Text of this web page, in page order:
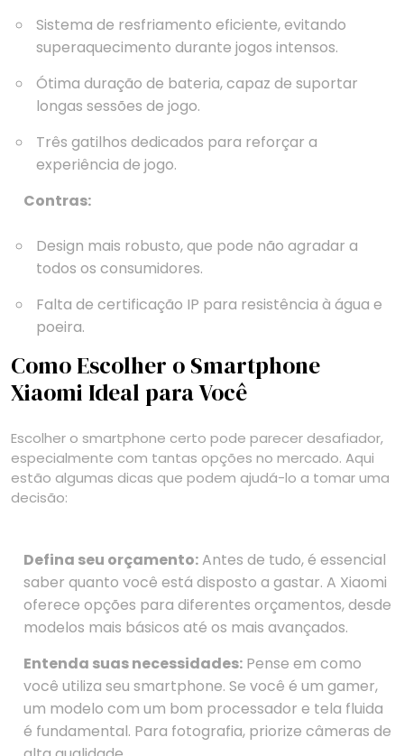
Sistema de resfriamento eficiente, evitando
superaquecimento durante jogos intensos.
Ótima duração de bateria, capaz de suportar
longas sessões de jogo.
Três gatilhos dedicados para reforçar a
experiência de jogo.
Contras:
Design mais robusto, que pode não agradar a
todos os consumidores.
Falta de certificação IP para resistência à água e
poeira.
Como Escolher o Smartphone
Xiaomi Ideal para Você
Escolher o smartphone certo pode parecer desafiador,
especialmente com tantas opções no mercado. Aqui
estão algumas dicas que podem ajudá-lo a tomar uma
decisão:
Defina seu orçamento:Antes de tudo, é essencial
saber quanto você está disposto a gastar. A Xiaomi
oferece opções para diferentes orçamentos, desde
modelos mais básicos até os mais avançados.
Entenda suas necessidades: Pense em como
você utiliza seu smartphone. Se você é um gamer,
um modelo com um bom processador e tela fluida
é fundamental. Para fotografia, priorize câmeras de